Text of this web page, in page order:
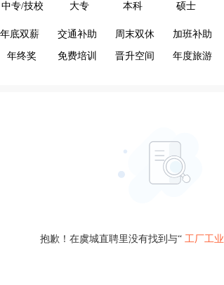
中专/技校 大专 本科 硕士
年底双薪 交通补助 周末双休 加班补助
年终奖 免费培训 晋升空间 年度旅游
抱歉！在虞城直聘里没有找到与“ 工厂工业